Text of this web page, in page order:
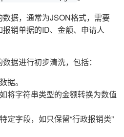
数据，通常为JSON格式，需要
销单据的ID、金额、申请人
据进行初步清洗，包括：
据。
将字符串类型的金额转换为数值
定字段，如只保留“行政报销类”